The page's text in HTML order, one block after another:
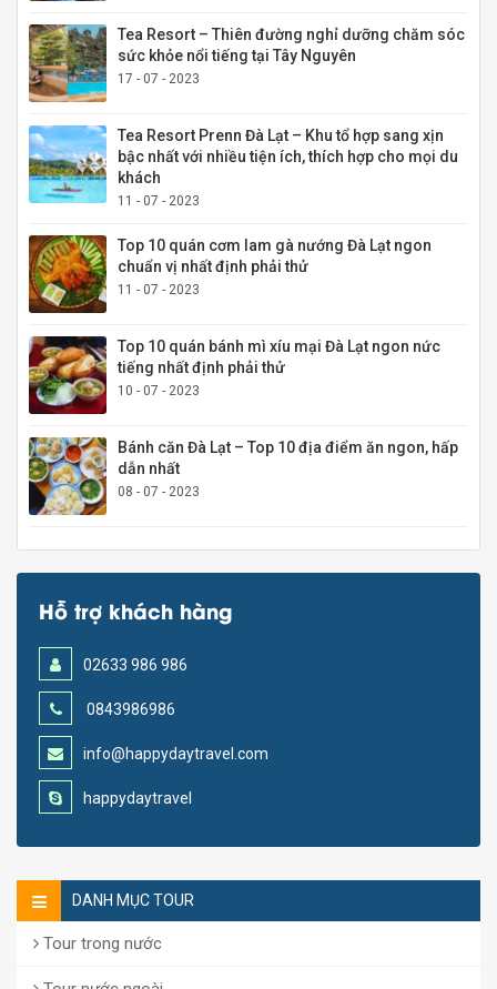
Tea Resort – Thiên đường nghỉ dưỡng chăm sóc
sức khỏe nổi tiếng tại Tây Nguyên
17 - 07 - 2023
Tea Resort Prenn Đà Lạt – Khu tổ hợp sang xịn
bậc nhất với nhiều tiện ích, thích hợp cho mọi du
khách
11 - 07 - 2023
Top 10 quán cơm lam gà nướng Đà Lạt ngon
chuẩn vị nhất định phải thử
11 - 07 - 2023
Top 10 quán bánh mì xíu mại Đà Lạt ngon nức
tiếng nhất định phải thử
10 - 07 - 2023
Bánh căn Đà Lạt – Top 10 địa điểm ăn ngon, hấp
dẫn nhất
08 - 07 - 2023
Hỗ trợ khách hàng
02633 986 986
0843986986
info@happydaytravel.com
happydaytravel
DANH MỤC TOUR
Tour trong nước